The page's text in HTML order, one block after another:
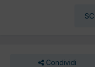
Condividi